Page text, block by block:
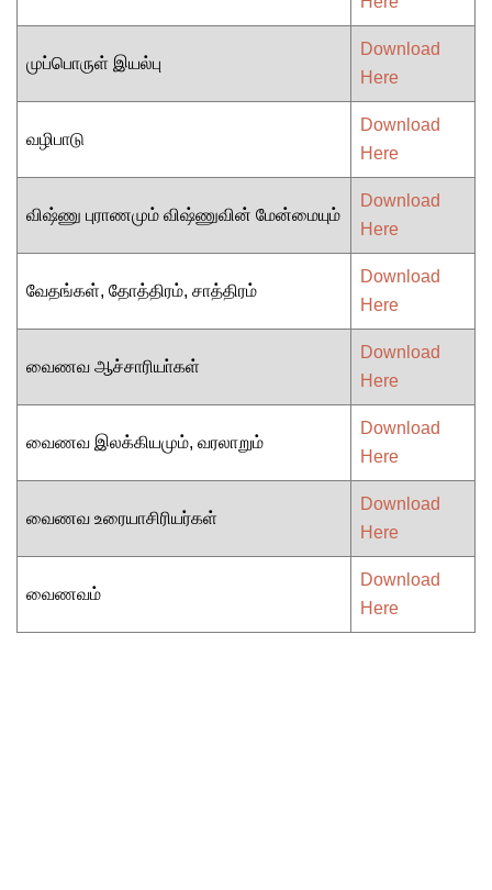
முப்பொருள் இயல்பு
Download
Here
வழிபாடு
Download
Here
விஷ்ணு புராணமும் விஷ்ணுவின் மேன்மையும்
Download
Here
வேதங்கள், தோத்திரம், சாத்திரம்
Download
Here
வைணவ ஆச்சாரியா்கள்
Download
Here
வைணவ இலக்கியமும், வரலாறும்
Download
Here
வைணவ உரையாசிரியர்கள்
Download
Here
வைணவம்
Download
Here